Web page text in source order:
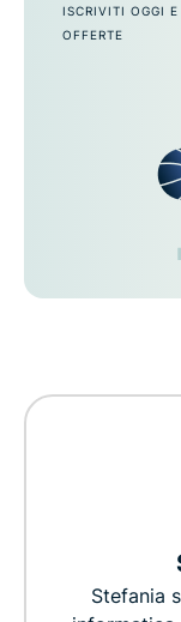
ISCRIVITI OGGI
OFFERTE
Stefania